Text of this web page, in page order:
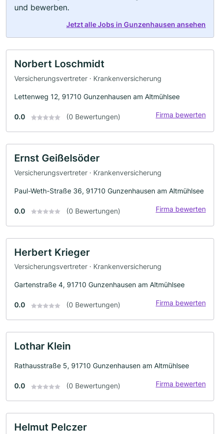
und bewerben.
Jetzt alle Jobs in Gunzenhausen ansehen
Norbert Loschmidt
Versicherungsvertreter · Krankenversicherung
Lettenweg 12, 91710 Gunzenhausen am Altmühlsee
0.0 (0 Bewertungen) Firma bewerten
Ernst Geißelsöder
Versicherungsvertreter · Krankenversicherung
Paul-Weth-Straße 36, 91710 Gunzenhausen am Altmühlsee
0.0 (0 Bewertungen) Firma bewerten
Herbert Krieger
Versicherungsvertreter · Krankenversicherung
Gartenstraße 4, 91710 Gunzenhausen am Altmühlsee
0.0 (0 Bewertungen) Firma bewerten
Lothar Klein
Rathausstraße 5, 91710 Gunzenhausen am Altmühlsee
0.0 (0 Bewertungen) Firma bewerten
Helmut Pelczer